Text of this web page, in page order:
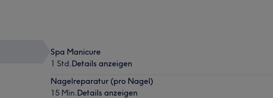
Spa Manicure
1 Std.Details anzeigen
Nagelreparatur (pro Nagel)
15 Min.Details anzeigen